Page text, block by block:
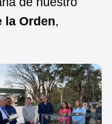
la Orden,